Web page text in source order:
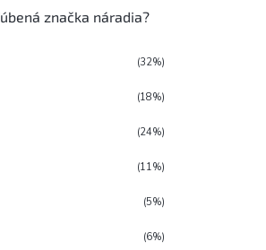
značka náradia?
(32%)
(18%)
(24%)
(11%)
(5%)
(6%)